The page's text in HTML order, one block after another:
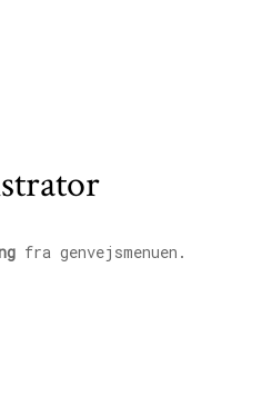
fra genvejsmenuen.